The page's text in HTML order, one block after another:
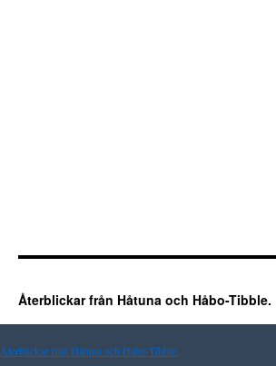
Återblickar från Håtuna och Håbo-Tibble.
Återblickar från Håtuna och Håbo-Tibble.